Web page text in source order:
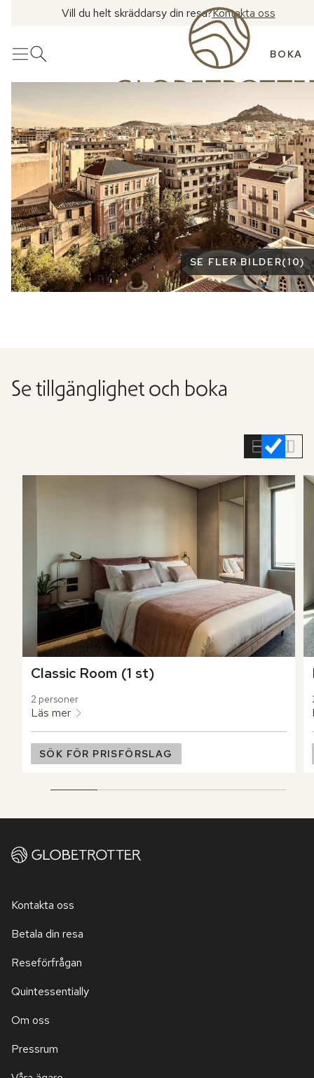
Vill du helt skräddarsy din resa?Kontakta oss
MenyÖppna sök BOKA
Se fler bilder
SE FLER BILDER(10)
Se tillgänglighet och boka
Classic Room (1 st)
2 personer
Läs mer
SÖK FÖR PRISFÖRSLAG
Kontakta oss
Betala din resa
Reseförfrågan
Quintessentially
Om oss
Pressrum